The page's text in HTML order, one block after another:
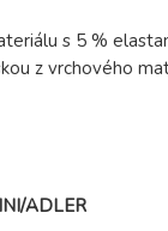
s 5 %
z vrchového
ADLER